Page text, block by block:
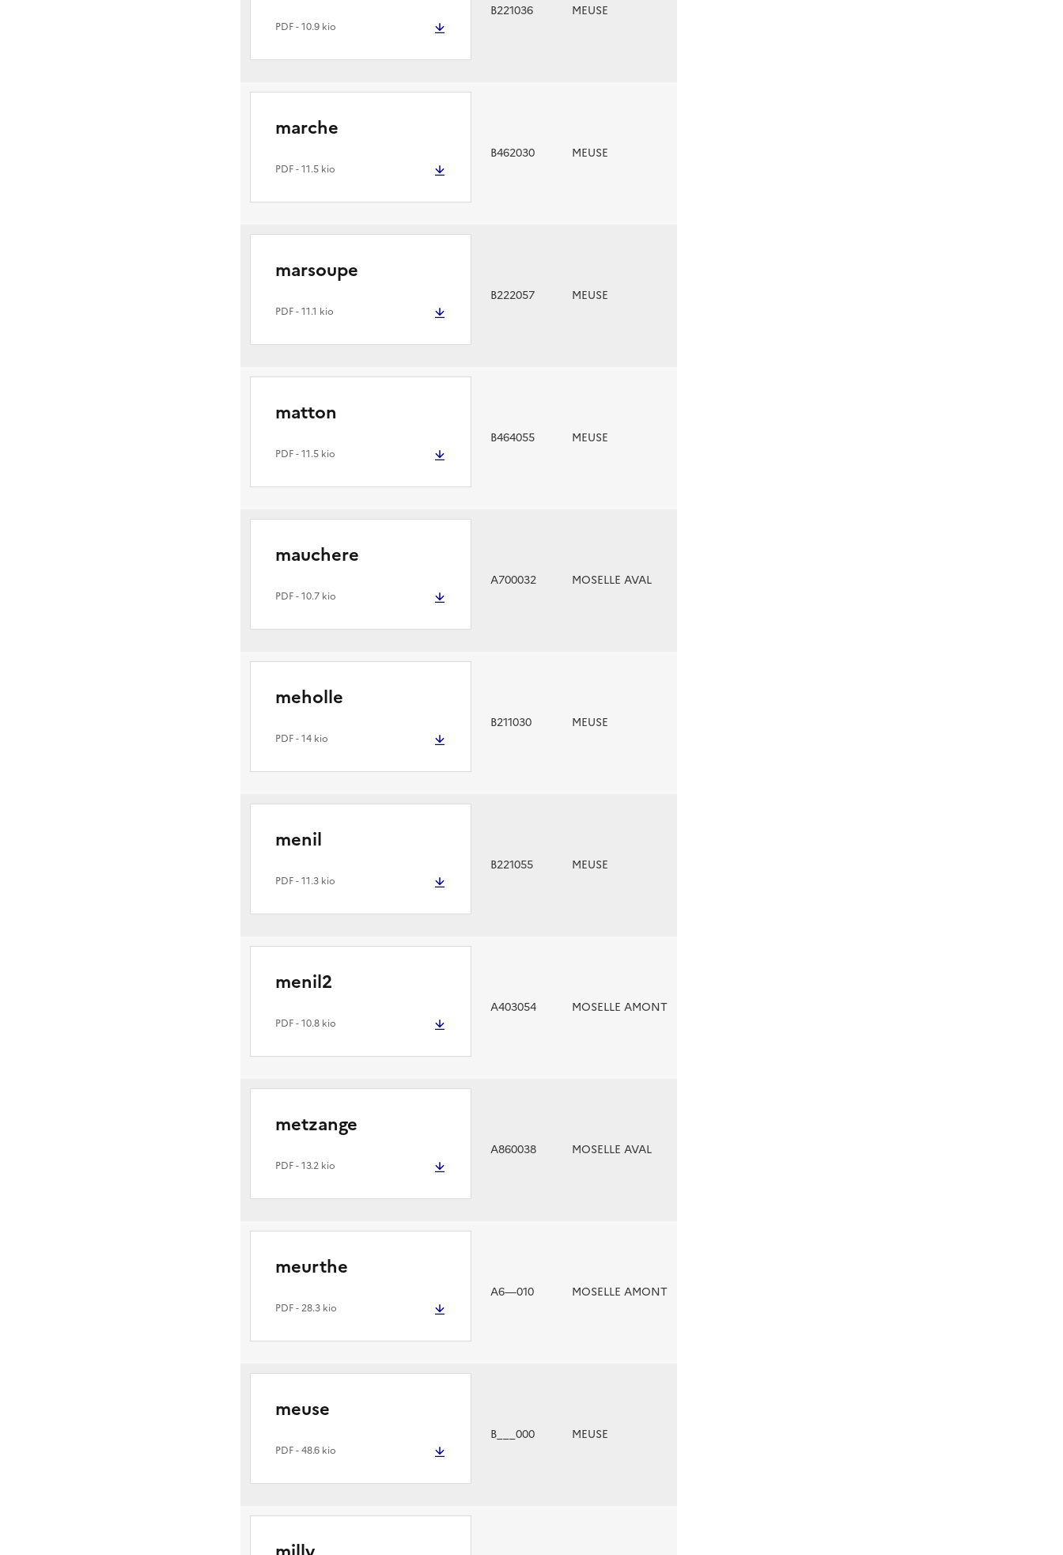
PDF- 10.9 kio
B221036 MEUSE
marche
PDF- 11.5 kio
B462030 MEUSE
marsoupe
PDF- 11.1 kio
B222057 MEUSE
matton
PDF- 11.5 kio
B464055 MEUSE
mauchere
PDF- 10.7 kio
A700032 MOSELLE AVAL
meholle
PDF- 14 kio
B211030 MEUSE
menil
PDF- 11.3 kio
B221055 MEUSE
menil2
PDF- 10.8 kio
A403054 MOSELLE AMONT
metzange
PDF- 13.2 kio
A860038 MOSELLE AVAL
meurthe
PDF- 28.3 kio
A6—010 MOSELLE AMONT
meuse
PDF- 48.6 kio
B___000 MEUSE